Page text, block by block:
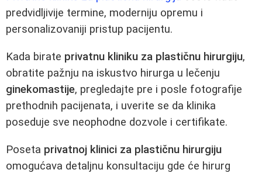
predvidljivije termine, moderniju opremu i
personalizovaniji pristup pacijentu.
Kada birate privatnu kliniku za plastičnu hirurgiju,
obratite pažnju na iskustvo hirurga u lečenju
ginekomastije, pregledajte pre i posle fotografije
prethodnih pacijenata, i uverite se da klinika
poseduje sve neophodne dozvole i certifikate.
Poseta privatnoj klinici za plastičnu hirurgiju
omogućava detaljnu konsultaciju gde će hirurg